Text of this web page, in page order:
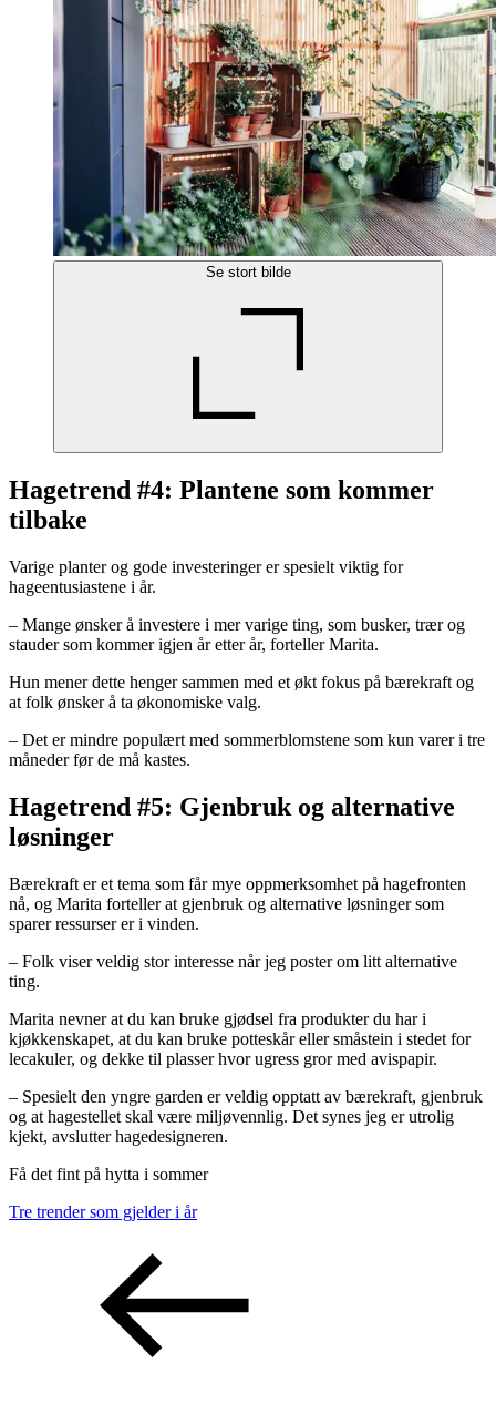
Se stort bilde
Hagetrend #4: Plantene som kommer
tilbake
Varige planter og gode investeringer er spesielt viktig for
hageentusiastene i år.
– Mange ønsker å investere i mer varige ting, som busker, trær og
stauder som kommer igjen år etter år, forteller Marita.
Hun mener dette henger sammen med et økt fokus på bærekraft og
at folk ønsker å ta økonomiske valg.
– Det er mindre populært med sommerblomstene som kun varer i tre
måneder før de må kastes.
Hagetrend #5: Gjenbruk og alternative
løsninger
Bærekraft er et tema som får mye oppmerksomhet på hagefronten
nå, og Marita forteller at gjenbruk og alternative løsninger som
sparer ressurser er i vinden.
– Folk viser veldig stor interesse når jeg poster om litt alternative
ting.
Marita nevner at du kan bruke gjødsel fra produkter du har i
kjøkkenskapet, at du kan bruke potteskår eller småstein i stedet for
lecakuler, og dekke til plasser hvor ugress gror med avispapir.
– Spesielt den yngre garden er veldig opptatt av bærekraft, gjenbruk
og at hagestellet skal være miljøvennlig. Det synes jeg er utrolig
kjekt, avslutter hagedesigneren.
Få det fint på hytta i sommer
Tre trender som gjelder i år